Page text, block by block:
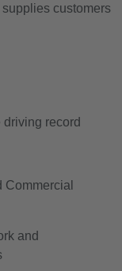
customers
record
Commercial
and